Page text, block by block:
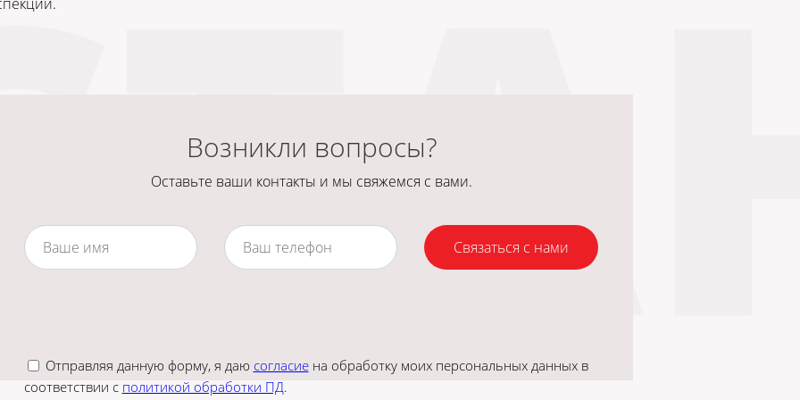
Возникли вопросы?
Оставьте ваши контакты и мы свяжемся с вами.
Связаться с нами
Отправляя данную форму, я даю согласиена обработку моих персональных данных в
соответствии с политикой обработки ПД.